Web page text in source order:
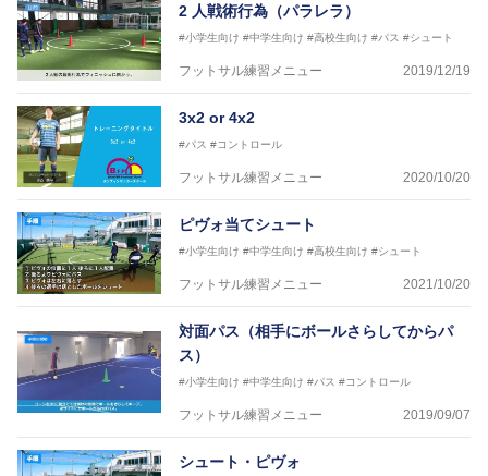
2 人戦術行為（パラレラ）
#小学生向け #中学生向け #高校生向け #パス #シュート
フットサル練習メニュー 2019/12/19
3x2 or 4x2
#パス #コントロール
フットサル練習メニュー 2020/10/20
ピヴォ当てシュート
#小学生向け #中学生向け #高校生向け #シュート
フットサル練習メニュー 2021/10/20
対面パス（相手にボールさらしてからパ
ス）
#小学生向け #中学生向け #パス #コントロール
フットサル練習メニュー 2019/09/07
シュート・ピヴォ